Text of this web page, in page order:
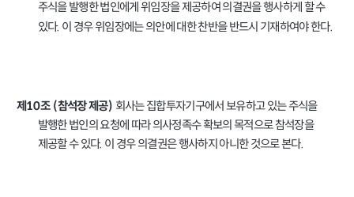
주식을 발행한 법인에게 위임장을 제공하여 의결권을 행사하게 할 수
있다. 이 경우 위임장에는 의안에 대한 찬반을 반드시 기재하여야 한다.
제 10조(참석장 제공) 회사는 집합투자기구에서 보유하고 있는 주식을
발행한 법인의 요청에 따라 의사정족수 확보의 목적으로 참석장을
제공할 수 있다. 이 경우 의결권은 행사하지 아니한 것으로 본다.